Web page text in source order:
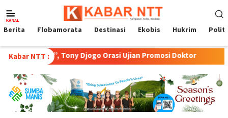
Mobile
Berita Flobamorata Destinasi Ekobis Hukrim
Kabar NTT :
Tony Djogo Orasi Ujian Promosi Doktor Transformasi